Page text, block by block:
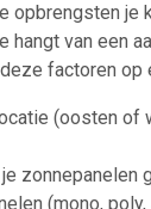
opbrengsten je
hangt van een
factoren op
(oosten of
zonnepanelen
(mono,